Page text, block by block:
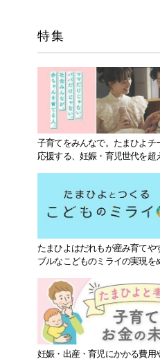
特集
子育てをみんなで。たまひよチ
応援する、妊娠・育児世代を超
たまひよはだれもが産み育てや
ブルなこどものミライの実現を
妊娠・出産・育児にかかる費用